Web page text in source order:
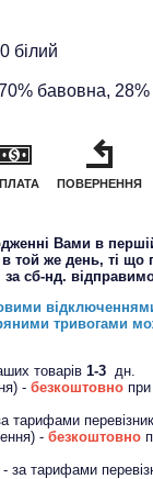
білий
бавовна, 28%
ПОВЕРНЕННЯ
Вами в
той же день, ті що
сб-нд.
тривогами
товарів 1-3 дн.
- безкоштовно
тарифами
- безкоштовно
за тарифами